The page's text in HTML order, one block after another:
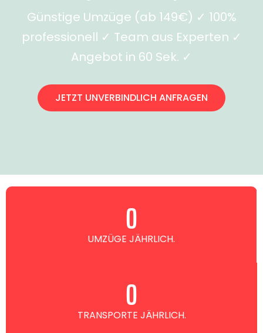
Günstige Umzüge (ab 149€) ✓ 100%
professionell ✓ Team aus Experten ✓
Angebot in 60 Sek. ✓
JETZT UNVERBINDLICH ANFRAGEN
UMZÜGE JÄHRLICH.
0
TRANSPORTE JÄHRLICH.
0